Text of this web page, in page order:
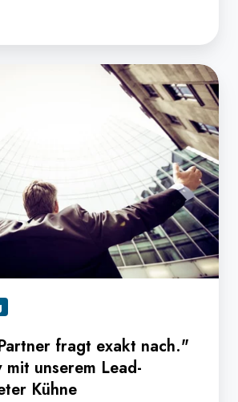
fragt exakt nach."
unserem Lead-
Kühne